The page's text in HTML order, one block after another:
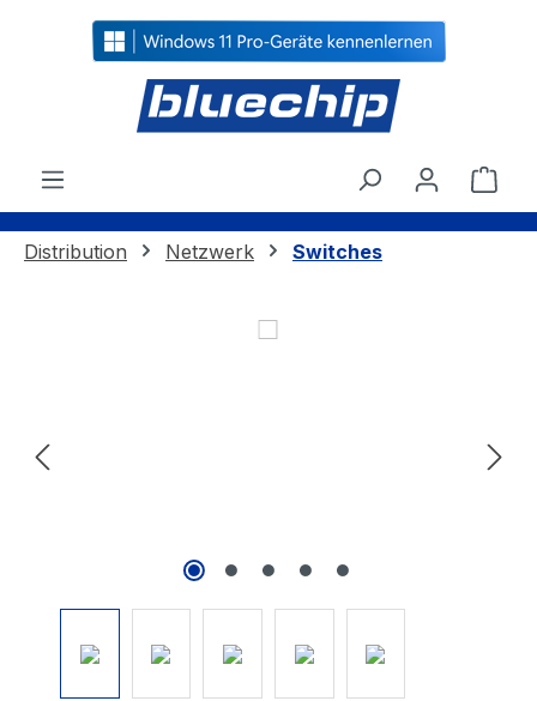
springen
Distribution Netzwerk Switches
Bildergalerie überspringen